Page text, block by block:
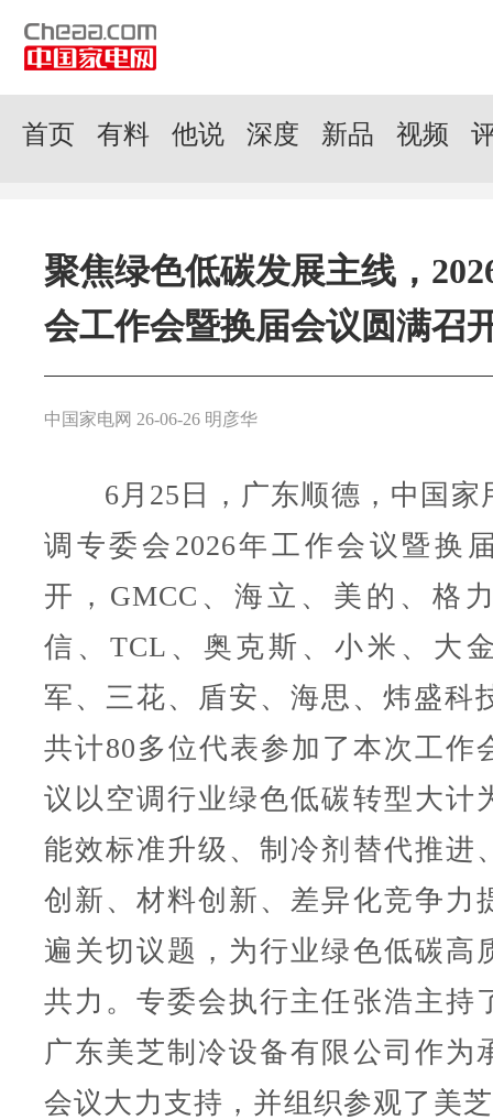
首页 有料 他说 深度 新品 视频
聚焦绿色低碳发展主线，
会工作会暨换届会议圆满召
中国家电网 26-06-26 明彦华
6月25日，广东顺德，中国家
调专委会2026年工作会议暨换
开，GMCC、海立、美的、格
信、TCL、奥克斯、小米、大
军、三花、盾安、海思、炜盛科
共计80多位代表参加了本次工作
议以空调行业绿色低碳转型大计
能效标准升级、制冷剂替代推进
创新、材料创新、差异化竞争力
遍关切议题，为行业绿色低碳高
共力。专委会执行主任张浩主持
广东美芝制冷设备有限公司作为
会议大力支持，并组织参观了美